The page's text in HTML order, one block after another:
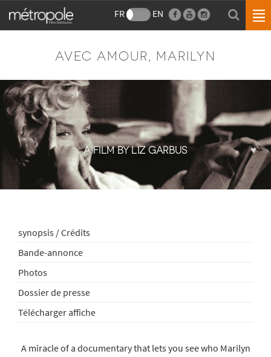
FR EN
AVEC AMOUR, MARILYN
A FILM BY LIZ GARBUS
synopsis / Crédits
Bande-annonce
Photos
Dossier de presse
Télécharger affiche
A miracle of a documentary that lets you see who Marilyn